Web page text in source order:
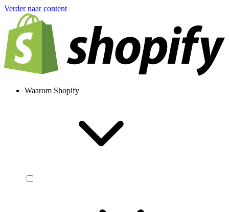
Verder naar content
Waarom Shopify